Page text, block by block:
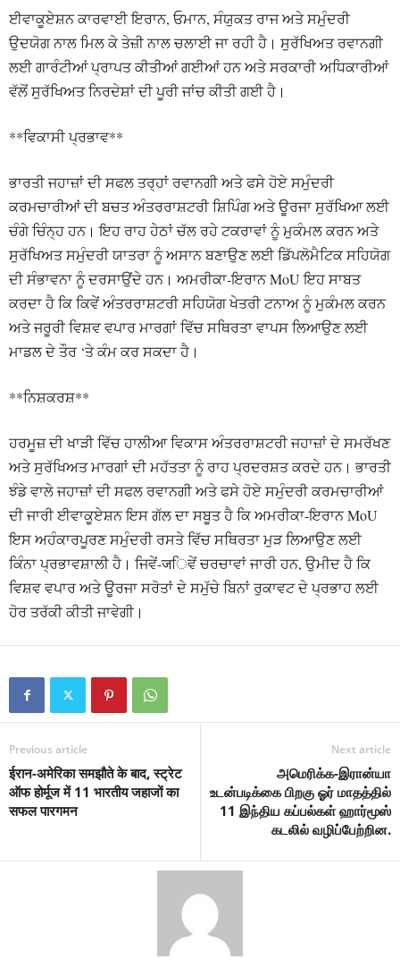
ਈਵਾਕੂਏਸ਼ਨ ਕਾਰਵਾਈ ਇਰਾਨ, ਓਮਾਨ, ਸੰਯੁਕਤ ਰਾਜ ਅਤੇ ਸਮੁੰਦਰੀ
ਉਦਯੋਗ ਨਾਲ ਮਿਲ ਕੇ ਤੇਜ਼ੀ ਨਾਲ ਚਲਾਈ ਜਾ ਰਹੀ ਹੈ। ਸੁਰੱਖਿਅਤ ਰਵਾਨਗੀ
ਲਈ ਗਾਰੰਟੀਆਂ ਪ੍ਰਾਪਤ ਕੀਤੀਆਂ ਗਈਆਂ ਹਨ ਅਤੇ ਸਰਕਾਰੀ ਅਧਿਕਾਰੀਆਂ
ਵੱਲੋਂ ਸੁਰੱਖਿਅਤ ਨਿਰਦੇਸ਼ਾਂ ਦੀ ਪੂਰੀ ਜਾਂਚ ਕੀਤੀ ਗਈ ਹੈ।
**ਵਿਕਾਸੀ ਪ੍ਰਭਾਵ**
ਭਾਰਤੀ ਜਹਾਜ਼ਾਂ ਦੀ ਸਫਲ ਤਰ੍ਹਾਂ ਰਵਾਨਗੀ ਅਤੇ ਫਸੇ ਹੋਏ ਸਮੁੰਦਰੀ
ਕਰਮਚਾਰੀਆਂ ਦੀ ਬਚਤ ਅੰਤਰਰਾਸ਼ਟਰੀ ਸ਼ਿਪਿੰਗ ਅਤੇ ਊਰਜਾ ਸੁਰੱਖਿਆ ਲਈ
ਚੰਗੇ ਚਿੰਨ੍ਹ ਹਨ। ਇਹ ਰਾਹ ਹੇਠਾਂ ਚੱਲ ਰਹੇ ਟਕਰਾਵਾਂ ਨੂੰ ਮੁਕੰਮਲ ਕਰਨ ਅਤੇ
ਸੁਰੱਖਿਅਤ ਸਮੁੰਦਰੀ ਯਾਤਰਾ ਨੂੰ ਅਸਾਨ ਬਣਾਉਣ ਲਈ ਡਿੱਪਲੋਮੈਟਿਕ ਸਹਿਯੋਗ
ਦੀ ਸੰਭਾਵਨਾ ਨੂੰ ਦਰਸਾਉਂਦੇ ਹਨ। ਅਮਰੀਕਾ-ਇਰਾਨ MoU ਇਹ ਸਾਬਤ
ਕਰਦਾ ਹੈ ਕਿ ਕਿਵੇਂ ਅੰਤਰਰਾਸ਼ਟਰੀ ਸਹਿਯੋਗ ਖੇਤਰੀ ਟਨਾਅ ਨੂੰ ਮੁਕੰਮਲ ਕਰਨ
ਅਤੇ ਜਰੂਰੀ ਵਿਸ਼ਵ ਵਪਾਰ ਮਾਰਗਾਂ ਵਿੱਚ ਸਥਿਰਤਾ ਵਾਪਸ ਲਿਆਉਣ ਲਈ
ਮਾਡਲ ਦੇ ਤੌਰ ‘ਤੇ ਕੰਮ ਕਰ ਸਕਦਾ ਹੈ।
**ਨਿਸ਼ਕਰਸ਼**
ਹਰਮੂਜ਼ ਦੀ ਖਾੜੀ ਵਿੱਚ ਹਾਲੀਆ ਵਿਕਾਸ ਅੰਤਰਰਾਸ਼ਟਰੀ ਜਹਾਜ਼ਾਂ ਦੇ ਸਮਰੱਖਣ
ਅਤੇ ਸੁਰੱਖਿਅਤ ਮਾਰਗਾਂ ਦੀ ਮਹੱਤਤਾ ਨੂੰ ਰਾਹ ਪ੍ਰਦਰਸ਼ਤ ਕਰਦੇ ਹਨ। ਭਾਰਤੀ
ਝੰਡੇ ਵਾਲੇ ਜਹਾਜ਼ਾਂ ਦੀ ਸਫਲ ਰਵਾਨਗੀ ਅਤੇ ਫਸੇ ਹੋਏ ਸਮੁੰਦਰੀ ਕਰਮਚਾਰੀਆਂ
ਦੀ ਜਾਰੀ ਈਵਾਕੂਏਸ਼ਨ ਇਸ ਗੱਲ ਦਾ ਸਬੂਤ ਹੈ ਕਿ ਅਮਰੀਕਾ-ਇਰਾਨ MoU
ਇਸ ਅਹੰਕਾਰਪੂਰਣ ਸਮੁੰਦਰੀ ਰਸਤੇ ਵਿੱਚ ਸਥਿਰਤਾ ਮੁੜ ਲਿਆਉਣ ਲਈ
ਕਿੰਨਾ ਪ੍ਰਭਾਵਸ਼ਾਲੀ ਹੈ। ਜਿਵੇਂ-जਿਵੇਂ ਚਰਚਾਵਾਂ ਜਾਰੀ ਹਨ, ਉਮੀਦ ਹੈ ਕਿ
ਵਿਸ਼ਵ ਵਪਾਰ ਅਤੇ ਊਰਜਾ ਸਰੋਤਾਂ ਦੇ ਸਮੁੱਚੇ ਬਿਨਾਂ ਰੁਕਾਵਟ ਦੇ ਪ੍ਰਭਾਹ ਲਈ
ਹੋਰ ਤਰੱਕੀ ਕੀਤੀ ਜਾਵੇਗੀ।
Previous article
ईरान-अमेरिका समझौते के बाद, स्ट्रेट
ऑफ होर्मूज में 11 भारतीय जहाजों का
सफल पारगमन
Next article
அமெரிக்க-இரான்யா
உடன்படிக்கை பிறகு ஓர் மாதத்தில்
11 இந்திய கப்பல்கள் ஹார்மூஸ்
கடலில் வழிப்பேற்றின.